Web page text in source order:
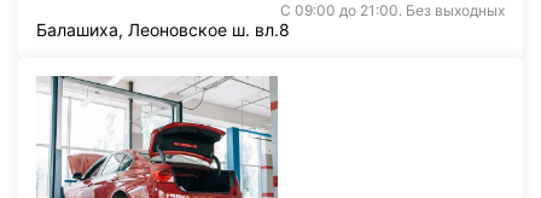
С 09:00 до 21:00. Без выходных
Балашиха, Леоновское ш. вл.8